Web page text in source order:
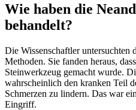
Wie haben die
behandelt?
Die Wissenschaftler untersuchten
Methoden. Sie fanden heraus,
Steinwerkzeug gemacht wurde.
wahrscheinlich den kranken Teil
Schmerzen zu lindern. Das war
Eingriff.